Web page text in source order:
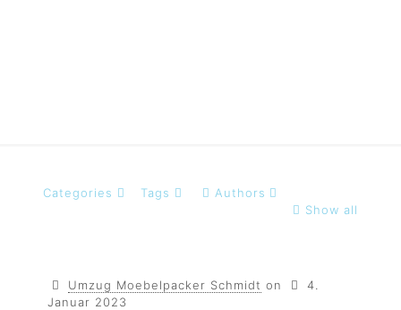
Categories Tags
Authors
Show all
Umzug Moebelpacker Schmidt on
4.
Januar 2023